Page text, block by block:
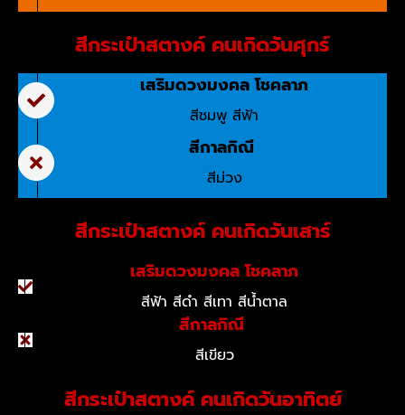
สีกระเป๋าสตางค์ คนเกิดวันศุกร์
เสริมดวงมงคล โชคลาภ
สีชมพู สีฟ้า
สีกาลกิณี
สีม่วง
สีกระเป๋าสตางค์ คนเกิดวันเสาร์
เสริมดวงมงคล โชคลาภ
สีฟ้า สีดำ สีเทา สีน้ำตาล
สีกาลกิณี
สีเขียว
สีกระเป๋าสตางค์ คนเกิดวันอาทิตย์